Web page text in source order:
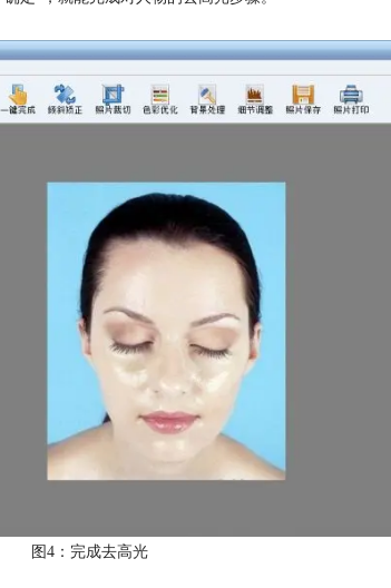
图4：完成去高光